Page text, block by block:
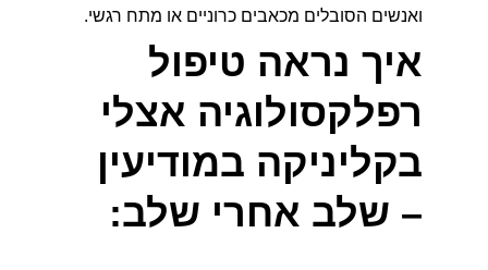
ואנשים הסובלים מכאבים כרוניים או מתח רגשי.
איך נראה טיפול
רפלקסולוגיה אצלי
בקליניקה במודיעין
– שלב אחרי שלב: